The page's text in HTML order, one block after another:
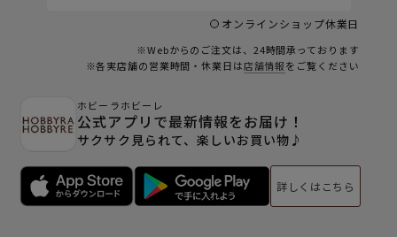
オンラインショップ休業日
※Webからのご注文は、24時間承っております
※各実店舗の営業時間・休業日は店舗情報をご覧ください
ホビーラホビーレ
公式アプリで最新情報をお届け！
サクサク見られて、楽しいお買い物♪
詳しくはこちら